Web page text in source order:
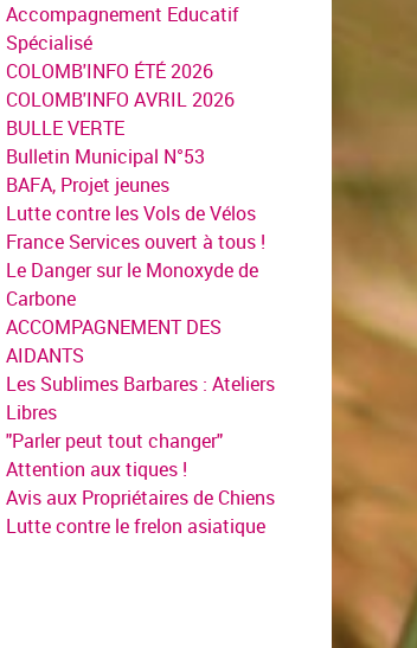
Accompagnement Educatif
Spécialisé
COLOMB'INFO ÉTÉ 2026
COLOMB'INFO AVRIL 2026
BULLE VERTE
Bulletin Municipal N°53
BAFA, Projet jeunes
Lutte contre les Vols de Vélos
France Services ouvert à tous !
Le Danger sur le Monoxyde de
Carbone
ACCOMPAGNEMENT DES
AIDANTS
Les Sublimes Barbares : Ateliers
Libres
"Parler peut tout changer"
Attention aux tiques !
Avis aux Propriétaires de Chiens
Lutte contre le frelon asiatique